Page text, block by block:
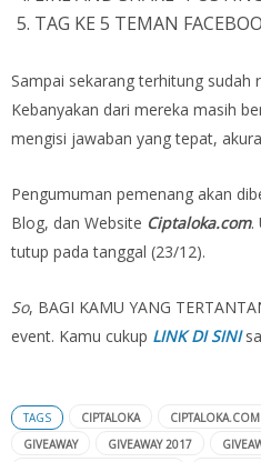
TAG KE 5 TEMAN
Sampai sekarang terhitung sudah
Kebanyakan dari mereka masih
mengisi jawaban yang tepat,
Pengumuman pemenang akan
Blog, dan Website Ciptaloka.com.
tutup pada tanggal (23/12).
So, BAGI KAMU YANG
event. Kamu cukup LINK DI SINI
TAGS CIPTALOKA CIPTALOKA.COM
GIVEAWAY
GIVEAWAY 2017